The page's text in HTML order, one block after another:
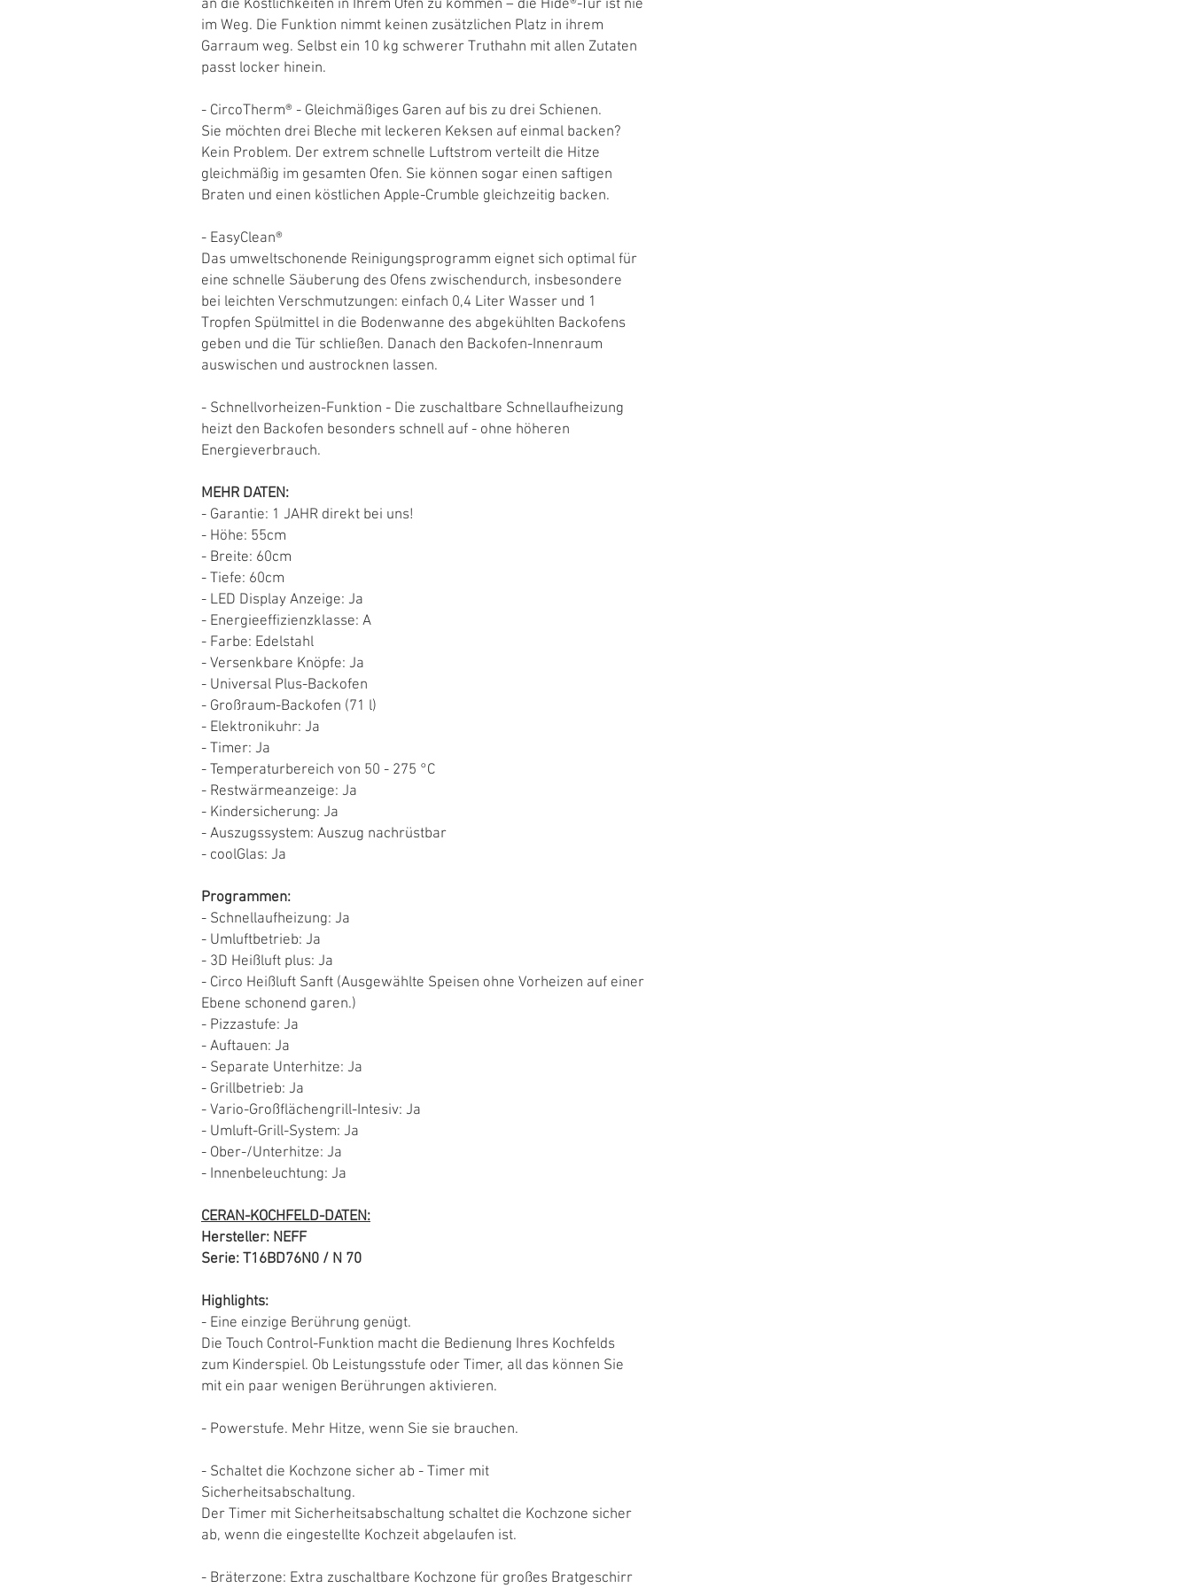
an die Köstlichkeiten in Ihrem Ofen zu kommen – die Hide®-Tür ist nie
im Weg. Die Funktion nimmt keinen zusätzlichen Platz in ihrem
Garraum weg. Selbst ein 10 kg schwerer Truthahn mit allen Zutaten
passt locker hinein.
- CircoTherm® - Gleichmäßiges Garen auf bis zu drei Schienen.
Sie möchten drei Bleche mit leckeren Keksen auf einmal backen?
Kein Problem. Der extrem schnelle Luftstrom verteilt die Hitze
gleichmäßig im gesamten Ofen. Sie können sogar einen saftigen
Braten und einen köstlichen Apple-Crumble gleichzeitig backen.
- EasyClean®
Das umweltschonende Reinigungsprogramm eignet sich optimal für
eine schnelle Säuberung des Ofens zwischendurch, insbesondere
bei leichten Verschmutzungen: einfach 0,4 Liter Wasser und 1
Tropfen Spülmittel in die Bodenwanne des abgekühlten Backofens
geben und die Tür schließen. Danach den Backofen-Innenraum
auswischen und austrocknen lassen.
- Schnellvorheizen-Funktion - Die zuschaltbare Schnellaufheizung
heizt den Backofen besonders schnell auf - ohne höheren
Energieverbrauch.
MEHR DATEN:
- Garantie: 1 JAHR direkt bei uns!
- Höhe: 55cm
- Breite: 60cm
- Tiefe: 60cm
- LED Display Anzeige: Ja
- Energieeffizienzklasse: A
- Farbe: Edelstahl
- Versenkbare Knöpfe: Ja
- Universal Plus-Backofen
- Großraum-Backofen (71 l)
- Elektronikuhr: Ja
- Timer: Ja
- Temperaturbereich von 50 - 275 °C
- Restwärmeanzeige: Ja
- Kindersicherung: Ja
- Auszugssystem: Auszug nachrüstbar
- coolGlas: Ja
Programmen:
- Schnellaufheizung: Ja
- Umluftbetrieb: Ja
- 3D Heißluft plus: Ja
- Circo Heißluft Sanft (Ausgewählte Speisen ohne Vorheizen auf einer
Ebene schonend garen.)
- Pizzastufe: Ja
- Auftauen: Ja
- Separate Unterhitze: Ja
- Grillbetrieb: Ja
- Vario-Großflächengrill-Intesiv: Ja
- Umluft-Grill-System: Ja
- Ober-/Unterhitze: Ja
- Innenbeleuchtung: Ja
CERAN-KOCHFELD-DATEN:
Hersteller: NEFF
Serie: T16BD76N0 / N 70
Highlights:
- Eine einzige Berührung genügt.
Die Touch Control-Funktion macht die Bedienung Ihres Kochfelds
zum Kinderspiel. Ob Leistungsstufe oder Timer, all das können Sie
mit ein paar wenigen Berührungen aktivieren.
- Powerstufe. Mehr Hitze, wenn Sie sie brauchen.
- Schaltet die Kochzone sicher ab - Timer mit
Sicherheitsabschaltung.
Der Timer mit Sicherheitsabschaltung schaltet die Kochzone sicher
ab, wenn die eingestellte Kochzeit abgelaufen ist.
- Bräterzone: Extra zuschaltbare Kochzone für großes Bratgeschirr